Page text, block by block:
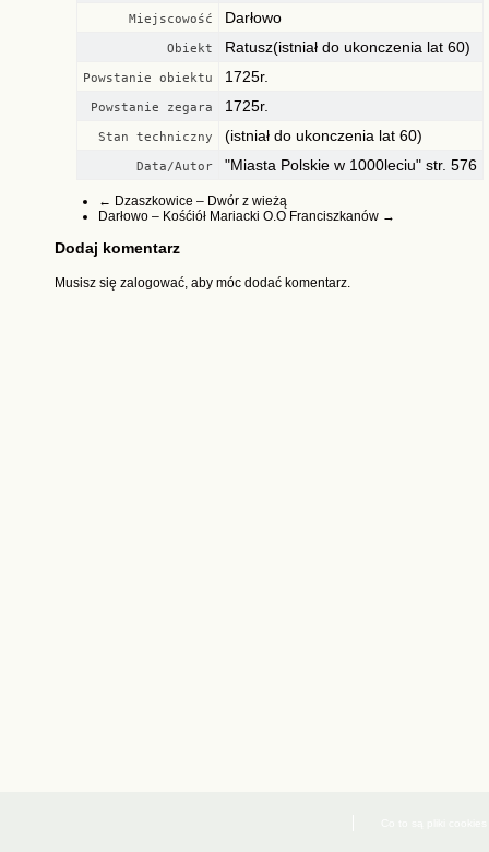
Miejscowość Darłowo
Obiekt Ratusz(istniał do ukonczenia lat 60)
Powstanie obiektu 1725r.
Powstanie zegara 1725r.
Stan techniczny (istniał do ukonczenia lat 60)
Data/Autor "Miasta Polskie w 1000leciu" str. 576
← Dzaszkowice – Dwór z wieżą
Darłowo – Kośćiół Mariacki O.O Franciszkanów →
Dodaj komentarz
Musisz się zalogować, aby móc dodać komentarz.